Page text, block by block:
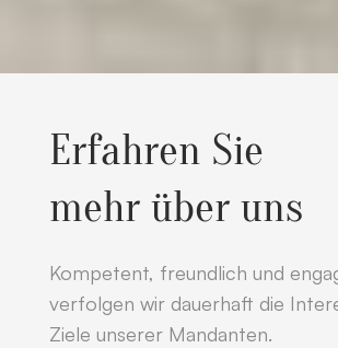
Erfahren Sie
mehr über uns
Kompetent, freundlich und
verfolgen wir dauerhaft die
Ziele unserer Mandanten.